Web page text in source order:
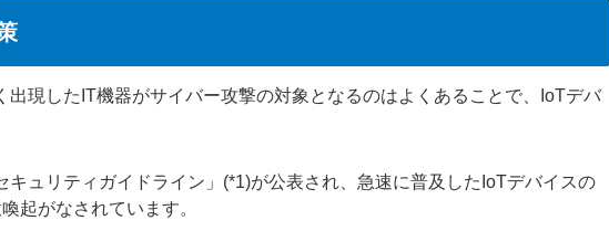
現したIT機器がサイバー攻撃の対象となるのはよくあることで、IoTデバ
ュリティガイドライン」(*1)が公表され、急速に普及したIoTデバイスの
起がなされています。